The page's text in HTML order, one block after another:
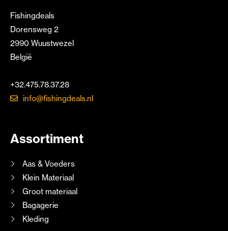
Fishingdeals
Dorensweg 2
2990 Wuustwezel
België
+32.475.78.37.28
info@fishingdeals.nl
Assortiment
Aas & Voeders
Klein Materiaal
Groot materiaal
Bagagerie
Kleding